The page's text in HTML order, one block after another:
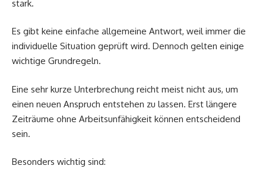
stark.
Es gibt keine einfache allgemeine Antwort, weil immer die
individuelle Situation geprüft wird. Dennoch gelten einige
wichtige Grundregeln.
Eine sehr kurze Unterbrechung reicht meist nicht aus, um
einen neuen Anspruch entstehen zu lassen. Erst längere
Zeiträume ohne Arbeitsunfähigkeit können entscheidend
sein.
Besonders wichtig sind: